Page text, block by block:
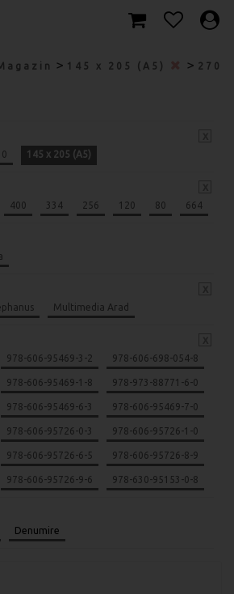
> 145 x 205 (A5) > 270
145 x 205 (A5)
400 334 256 120 80 664
Multimedia Arad
978-606-95469-3-2 978-606-698-054-8
978-606-95469-1-8 978-973-88771-6-0
978-606-95469-6-3 978-606-95469-7-0
978-606-95726-0-3 978-606-95726-1-0
978-606-95726-6-5 978-606-95726-8-9
978-606-95726-9-6 978-630-95153-0-8
Denumire